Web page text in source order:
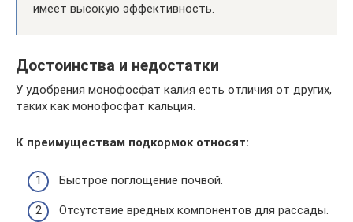
имеет высокую эффективность.
Достоинства и недостатки
У удобрения монофосфат калия есть отличия от других,
таких как монофосфат кальция.
К преимуществам подкормок относят:
Быстрое поглощение почвой.
Отсутствие вредных компонентов для рассады.